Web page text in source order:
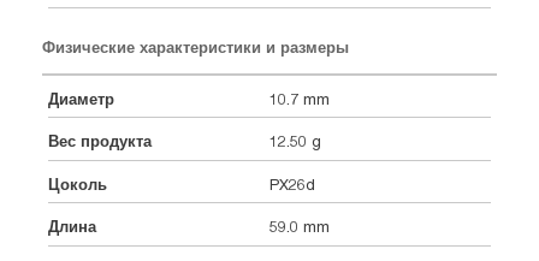
Физические характеристики и размеры
Диаметр 10.7 mm
Вес продукта 12.50 g
Цоколь PX26d
Длина 59.0 mm